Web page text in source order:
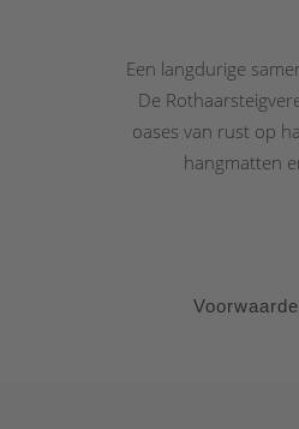
Een langdurige
De
oases van rust op
hangmatten